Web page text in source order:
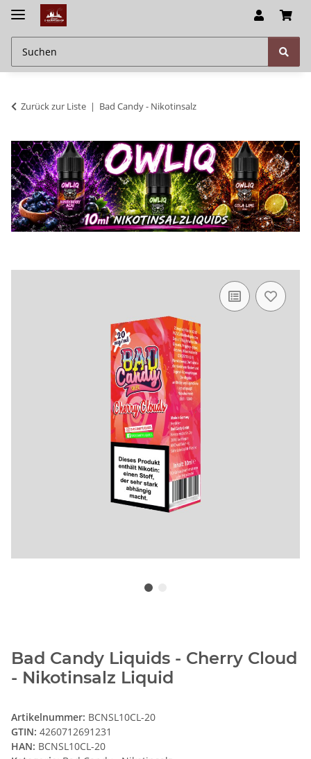
Zurück zur Liste Bad Candy - Nikotinsalz
Bad Candy Liquids - Cherry Cloud
- Nikotinsalz Liquid
Artikelnummer: BCNSL10CL-20
GTIN: 4260712691231
HAN: BCNSL10CL-20